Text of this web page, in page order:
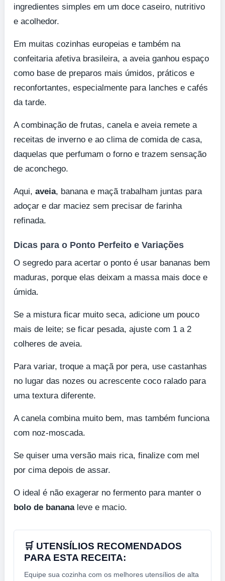
ingredientes simples em um doce caseiro, nutritivo
e acolhedor.
Em muitas cozinhas europeias e também na
confeitaria afetiva brasileira, a aveia ganhou espaço
como base de preparos mais úmidos, práticos e
reconfortantes, especialmente para lanches e cafés
da tarde.
A combinação de frutas, canela e aveia remete a
receitas de inverno e ao clima de comida de casa,
daquelas que perfumam o forno e trazem sensação
de aconchego.
Aqui, aveia, banana e maçã trabalham juntas para
adoçar e dar maciez sem precisar de farinha
refinada.
Dicas para o Ponto Perfeito e Variações
O segredo para acertar o ponto é usar bananas bem
maduras, porque elas deixam a massa mais doce e
úmida.
Se a mistura ficar muito seca, adicione um pouco
mais de leite; se ficar pesada, ajuste com 1 a 2
colheres de aveia.
Para variar, troque a maçã por pera, use castanhas
no lugar das nozes ou acrescente coco ralado para
uma textura diferente.
A canela combina muito bem, mas também funciona
com noz-moscada.
Se quiser uma versão mais rica, finalize com mel
por cima depois de assar.
O ideal é não exagerar no fermento para manter o
bolo de bananaleve e macio.
🛒 UTENSÍLIOS RECOMENDADOS
PARA ESTA RECEITA:
Equipe sua cozinha com os melhores utensílios de alta